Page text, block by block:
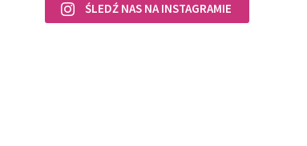
ŚLEDŹ NAS NA INSTAGRAMIE